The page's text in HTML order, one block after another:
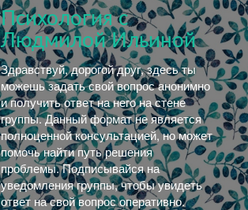
Психология с
Людмилой Ильиной
Здравствуй, дорогой друг, здесь ты
можешь задать свой вопрос анонимно
и получить ответ на него на стене
группы. Данный формат не является
полноценной консультацией, но может
помочь найти путь решения
проблемы. Подписывайся на
уведомления группы, чтобы увидеть
ответ на свой вопрос оперативно.